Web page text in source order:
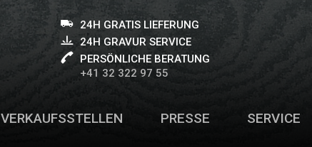
24H GRATIS LIEFERUNG
24H GRAVUR SERVICE
PERSÖNLICHE BERATUNG
+41 32 322 97 55
VERKAUFSSTELLEN PRESSE SERVICE